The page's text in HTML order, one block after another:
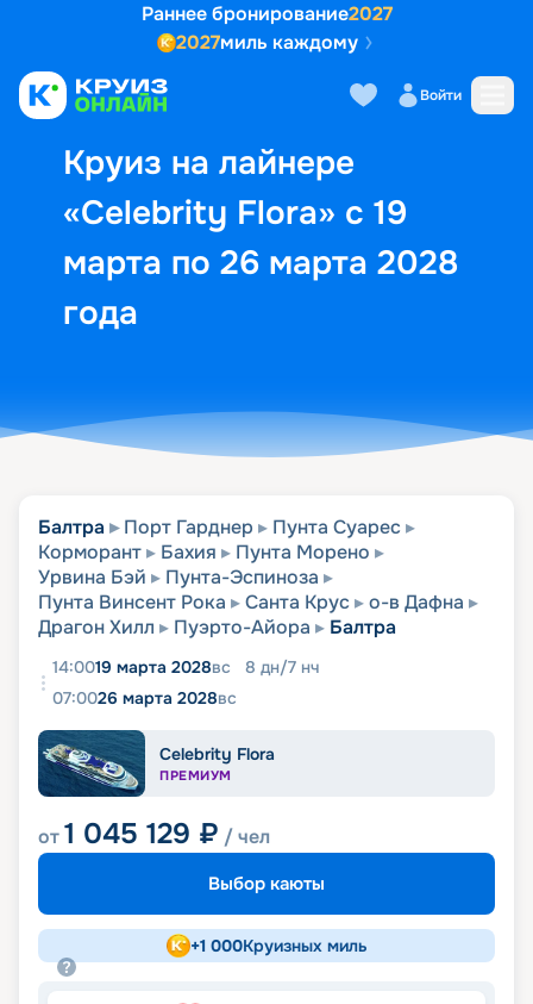
Раннее бронирование2027
2027миль каждому
Войти
Круиз на лайнере
«Celebrity Flora» с 19
марта по 26 марта 2028
года
Выбор кают Маршрут и
Балтра Порт Гарднер
Пунта Суарес
Корморант
Бахия
Пунта Морено
Урвина Бэй
Пунта-Эспиноза
Пунта Винсент Рока
Санта Круc
о-в Дафна
Драгон Хилл
Пуэрто-Айора Балтра
14:0019 марта 2028вс 8 дн/7 нч
07:0026 марта 2028вс
Celebrity Flora
ПРЕМИУМ
от1 045 129 ₽ / чел
Выбор каюты
+1 000Круизных миль